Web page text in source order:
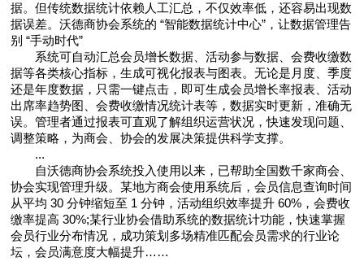
据。但传统数据统计依赖人工汇总，不仅效率低，还容易出现数
据误差。沃德商协会系统的 “智能数据统计中心”，让数据管理告
别 “手动时代”
系统可自动汇总会员增长数据、活动参与数据、会费收缴数
据等各类核心指标，生成可视化报表与图表。无论是月度、季度
还是年度数据，只需一键点击，即可生成会员增长率报表、活动
出席率趋势图、会费收缴情况统计表等，数据实时更新，准确无
误。管理者通过报表可直观了解组织运营状况，快速发现问题、
调整策略，为商会、协会的发展决策提供科学支撑。
...
自沃德商协会系统投入使用以来，已帮助全国数千家商会、
协会实现管理升级。某地方商会使用系统后，会员信息查询时间
从平均 30 分钟缩短至 1 分钟，活动组织效率提升 60%，会费收
缴率提高 30%;某行业协会借助系统的数据统计功能，快速掌握
会员行业分布情况，成功策划多场精准匹配会员需求的行业论
坛，会员满意度大幅提升……